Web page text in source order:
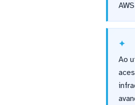
Ao